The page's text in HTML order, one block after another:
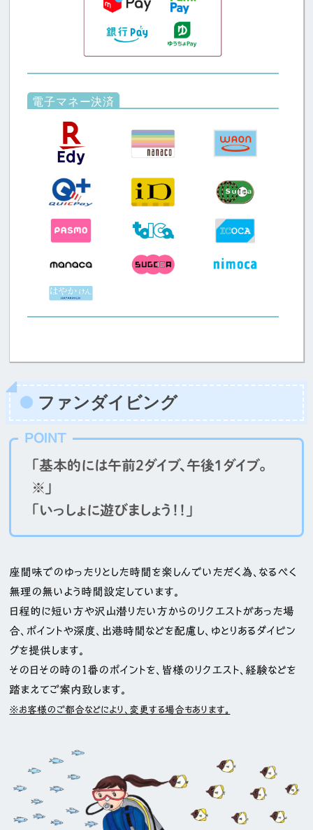
ファンダイビング
POINT
「基本的には午前2ダイブ、午後1ダイブ。
※」
「いっしょに遊びましょう！！」
座間味でのゆったりとした時間を楽しんでいただく為、なるべく
無理の無いよう時間設定しています。
日程的に短い方や沢山潜りたい方からのリクエストがあった場
合、ポイントや深度、出港時間などを配慮し、ゆとりあるダイビン
グを提供します。
その日その時の１番のポイントを、皆様のリクエスト、経験などを
踏まえてご案内致します。
※お客様のご都合などにより、変更する場合もあります。